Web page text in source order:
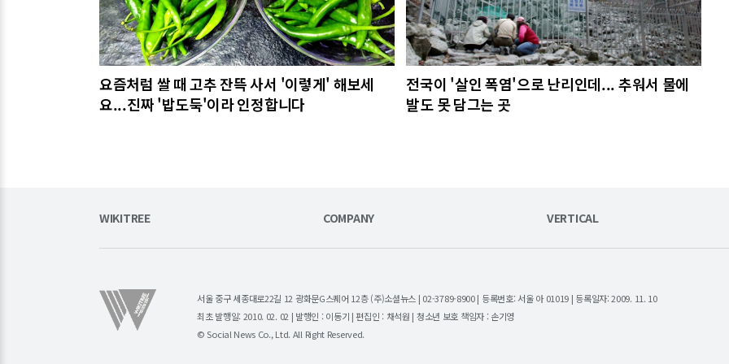
요즘처럼 쌀 때 고추 잔뜩 사서 '이렇게' 해보세
요...진짜 '밥도둑'이라 인정합니다
전국이 '살인 폭염'으로 난리인데... 추워서 물에
발도 못 담그는 곳
WIKITREE COMPANY VERTICAL
서울 중구 세종대로22길 12 광화문G스퀘어 12층 (주)소셜뉴스 | 02-3789-8900 | 등록번호: 서울 아 01019 | 등록일자: 2009. 11. 10
최초 발행일: 2010. 02. 02 | 발행인 : 이동기 | 편집인 : 채석원 | 청소년 보호 책임자 : 손기영
© Social News Co., Ltd. All Right Reserved.